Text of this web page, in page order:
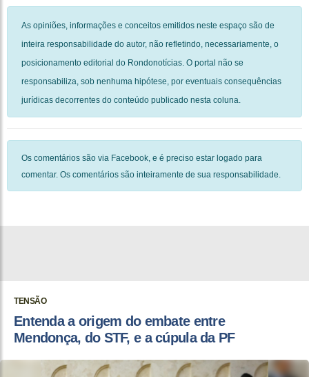
As opiniões, informações e conceitos emitidos neste espaço são de
inteira responsabilidade do autor, não refletindo, necessariamente, o
posicionamento editorial do Rondonotícias. O portal não se
responsabiliza, sob nenhuma hipótese, por eventuais consequências
jurídicas decorrentes do conteúdo publicado nesta coluna.
Os comentários são via Facebook, e é preciso estar logado para
comentar. Os comentários são inteiramente de sua responsabilidade.
TENSÃO
Entenda a origem do embate entre
Mendonça, do STF, e a cúpula da PF